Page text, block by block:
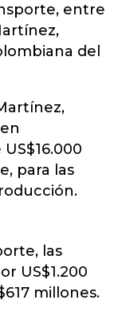
entre
del
para las
las
US$1.200
millones.